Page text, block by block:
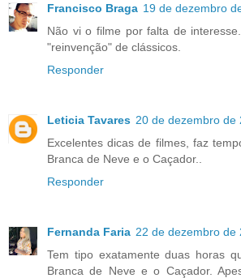
Francisco Braga 19 de dezembro
Não vi o filme por falta de
"reinvenção" de clássicos.
Responder
Leticia Tavares 20 de dezembro de
Excelentes dicas de filmes, faz
Branca de Neve e o Caçador..
Responder
Fernanda Faria 22 de dezembro de
Tem tipo exatamente duas horas
Branca de Neve e o Caçador.